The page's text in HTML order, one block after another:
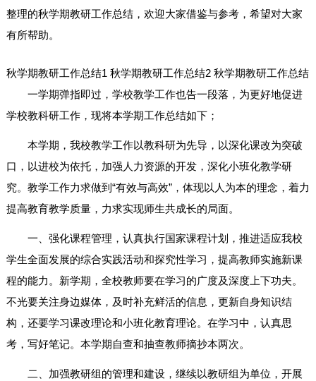
整理的秋学期教研工作总结，欢迎大家借鉴与参考，希望对大家
有所帮助。
秋学期教研工作总结1
一学期弹指即过，学校教学工作也告一段落，为更好地促进
学校教科研工作，现将本学期工作总结如下；
本学期，我校教学工作以教科研为先导，以深化课改为突破
口，以进校为依托，加强人力资源的开发，深化小班化教学研
究。教学工作力求做到“有效与高效”，体现以人为本的理念，着力
提高教育教学质量，力求实现师生共成长的局面。
一、强化课程管理，认真执行国家课程计划，推进适应我校
学生全面发展的综合实践活动和探究性学习，提高教师实施新课
程的能力。新学期，全校教师要在学习的广度及深度上下功夫。
不光要关注身边媒体，及时补充鲜活的信息，更新自身知识结
构，还要学习课改理论和小班化教育理论。在学习中，认真思
考，写好笔记。本学期自查和抽查教师摘抄本两次。
二、加强教研组的管理和建设，继续以教研组为单位，开展
秋学期教研工作总结2 秋学期教研工作总结